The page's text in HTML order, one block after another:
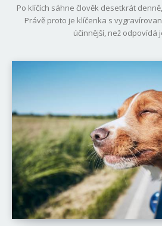
Po klíčích sáhne člověk desetkrát
Právě proto je klíčenka s
účinnější, než odpovídá